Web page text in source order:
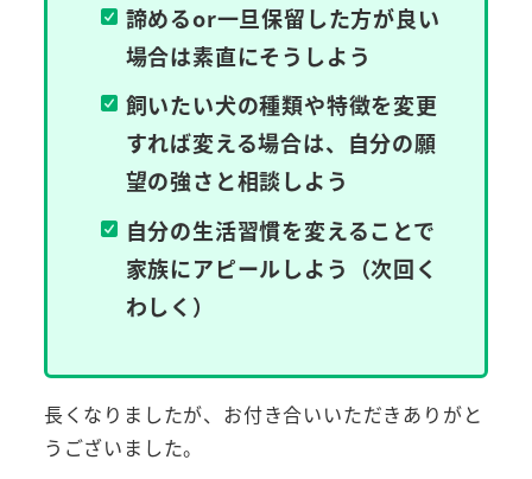
諦めるor一旦保留した方が良い
場合は素直にそうしよう
飼いたい犬の種類や特徴を変更
すれば変える場合は、自分の願
望の強さと相談しよう
自分の生活習慣を変えることで
家族にアピールしよう（次回く
わしく）
長くなりましたが、お付き合いいただきありがと
うございました。